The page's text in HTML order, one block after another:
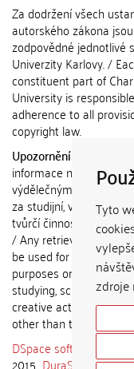
Tyto
zdroje
Za dodržení všech
autorského zákona jsou
zodpovědné jednotlivé
Univerzity Karlovy. /
constituent part of
University is
adherence to all
copyright law.
Upozornění / Notice:
informace nemohou
výdělečným účelům
za studijní, vědeckou
tvůrčí činnost jiné
/ Any retrieved
be used for any
purposes or claimed
studying, scientific or
creative activities of
other than the author.
DSpace software
2015 DuraSpace